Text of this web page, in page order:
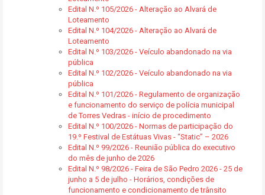
Edital N.º 105/2026 - Alteração ao Alvará de
Loteamento
Edital N.º 104/2026 - Alteração ao Alvará de
Loteamento
Edital N.º 103/2026 - Veículo abandonado na via
pública
Edital N.º 102/2026 - Veículo abandonado na via
pública
Edital N.º 101/2026 - Regulamento de organização
e funcionamento do serviço de polícia municipal
de Torres Vedras - início de procedimento
Edital N.º 100/2026 - Normas de participação do
19.º Festival de Estátuas Vivas - “Static” – 2026
Edital N.º 99/2026 - Reunião pública do executivo
do mês de junho de 2026
Edital N.º 98/2026 - Feira de São Pedro 2026 - 25 de
junho a 5 de julho - Horários, condições de
funcionamento e condicionamento de trânsito